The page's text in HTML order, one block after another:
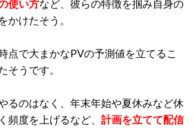
使い方など、彼らの特徴を掴み自身の
かけたそう。
点で大まかなPVの予測値を立てるこ
そうです。
るのはなく、年末年始や夏休みなど休
頻度を上げるなど、 計画を立てて配信